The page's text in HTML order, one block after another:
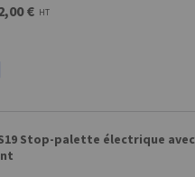
€ HT
S19 Stop-palette électrique avec